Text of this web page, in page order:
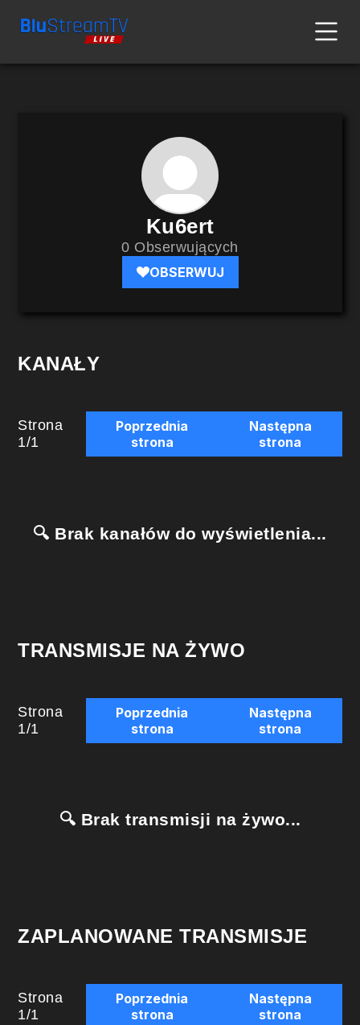
Ku6ert
0 Obserwujących
OBSERWUJ
KANAŁY
Strona
1/1
Poprzednia
strona
Następna
strona
🔍 Brak kanałów do wyświetlenia...
TRANSMISJE NA ŻYWO
Strona
1/1
Poprzednia
strona
Następna
strona
🔍 Brak transmisji na żywo...
ZAPLANOWANE TRANSMISJE
Strona
1/1
Poprzednia
strona
Następna
strona